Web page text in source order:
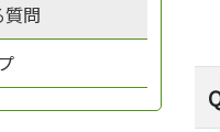
質問